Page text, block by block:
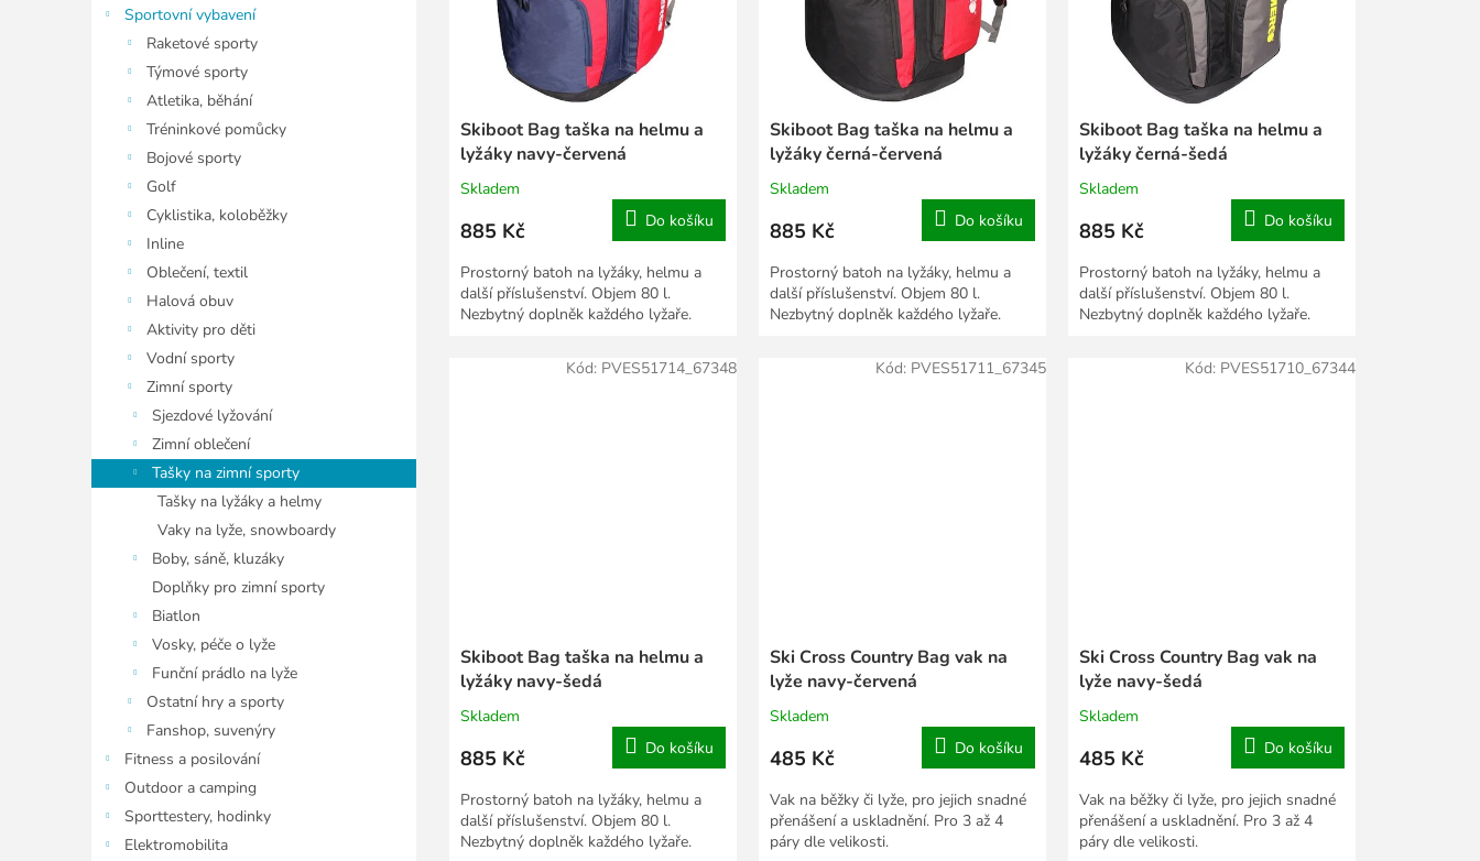
Sportovní vybavení
Raketové sporty
Týmové sporty
Atletika, běhání
Tréninkové pomůcky
Bojové sporty
Golf
Cyklistika, koloběžky
Inline
Oblečení, textil
Halová obuv
Aktivity pro děti
Vodní sporty
Zimní sporty
Sjezdové lyžování
Zimní oblečení
Tašky na zimní sporty
Tašky na lyžáky a helmy
Vaky na lyže, snowboardy
Boby, sáně, kluzáky
Doplňky pro zimní sporty
Biatlon
Vosky, péče o lyže
Funční prádlo na lyže
Ostatní hry a sporty
Fanshop, suvenýry
Fitness a posilování
Outdoor a camping
Sporttestery, hodinky
Elektromobilita
Skiboot Bag taška na helmu a
lyžáky navy-červená
Skladem
885 Kč Do košíku
Prostorný batoh na lyžáky, helmu a
další příslušenství. Objem 80 l.
Nezbytný doplněk každého lyžaře.
Skiboot Bag taška na helmu a
lyžáky černá-červená
Skladem
885 Kč Do košíku
Prostorný batoh na lyžáky, helmu a
další příslušenství. Objem 80 l.
Nezbytný doplněk každého lyžaře.
Skiboot Bag taška na helmu a
lyžáky černá-šedá
Skladem
885 Kč Do košíku
Prostorný batoh na lyžáky, helmu a
další příslušenství. Objem 80 l.
Nezbytný doplněk každého lyžaře.
Skiboot Bag taška na helmu a
lyžáky navy-šedá
Skladem
885 Kč Do košíku
Prostorný batoh na lyžáky, helmu a
další příslušenství. Objem 80 l.
Nezbytný doplněk každého lyžaře.
Kód: PVES51714_67348
Ski Cross Country Bag vak na
lyže navy-červená
Skladem
485 Kč Do košíku
Vak na běžky či lyže, pro jejich snadné
přenášení a uskladnění. Pro 3 až 4
páry dle velikosti.
Kód: PVES51711_67345
Ski Cross Country Bag vak na
lyže navy-šedá
Skladem
485 Kč Do košíku
Vak na běžky či lyže, pro jejich snadné
přenášení a uskladnění. Pro 3 až 4
páry dle velikosti.
Kód: PVES51710_67344